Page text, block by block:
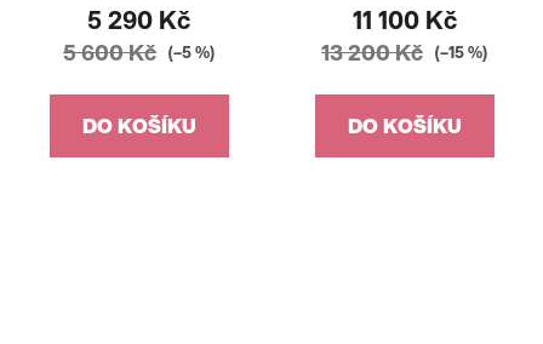
5 290 Kč
5 600 Kč (–5 %)
DO KOŠÍKU
11 100 Kč
13 200 Kč (–15 %)
DO KOŠÍKU